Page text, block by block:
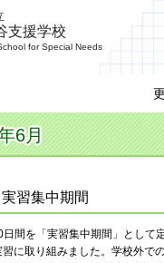
支援学校
for Special Needs
6月
習集中期間
間を「実習集中期間」として
に取り組みました。学校外で